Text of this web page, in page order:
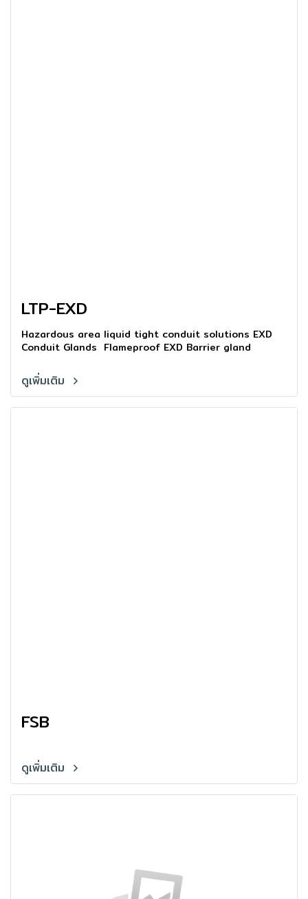
LTP-EXD
Hazardous area liquid tight conduit solutions EXD
Conduit Glands Flameproof EXD Barrier gland
ดูเพิ่มเติม
FSB
ดูเพิ่มเติม